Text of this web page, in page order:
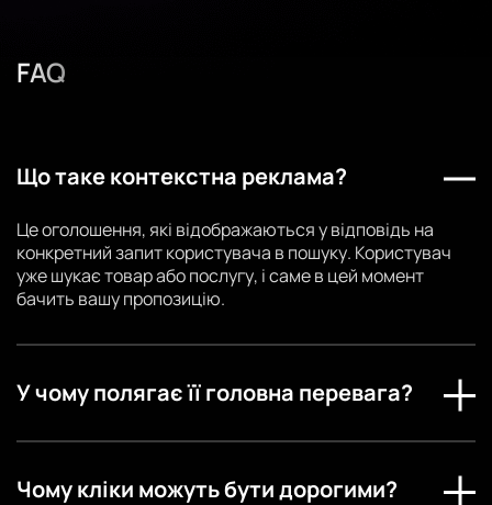
• Покращення позиціонування нашого бренду в
FAQ
Що таке контекстна реклама?
Це оголошення, які відображаються у відповідь на
конкретний запит користувача в пошуку. Користувач
уже шукає товар або послугу, і саме в цей момент
бачить вашу пропозицію.
У чому полягає її головна перевага?
Чому кліки можуть бути дорогими?